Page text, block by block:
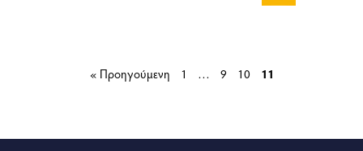
« Προηγούμενη 1 … 9 10 11